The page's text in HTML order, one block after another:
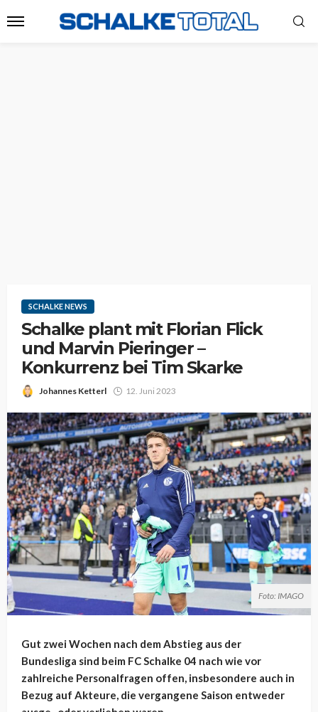
SCHALKE NEWS
Schalke plant mit Florian Flick
und Marvin Pieringer –
Konkurrenz bei Tim Skarke
Johannes Ketterl 12. Juni 2023
Foto: IMAGO
Gut zwei Wochen nach dem Abstieg aus der
Bundesliga sind beim FC Schalke 04 nach wie vor
zahlreiche Personalfragen offen, insbesondere auch in
Bezug auf Akteure, die vergangene Saison entweder